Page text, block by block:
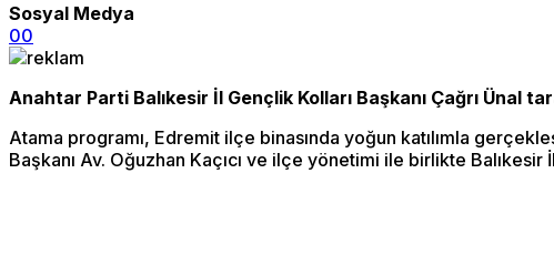
Sosyal Medya
00
Anahtar Parti Balıkesir İl Gençlik Kolları Başkanı Çağrı Ünal
Atama programı, Edremit ilçe binasında yoğun katılımla
Başkanı Av. Oğuzhan Kaçıc​ı ve ilçe yönetimi ile birlikte